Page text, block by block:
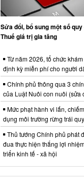
Sửa đổi, bổ sung một số
Thuế giá trị gia tăng
Từ năm 2026, tổ chức
định kỳ miễn phí cho người
Chính phủ thông qua 3
của Luật Nuôi con nuôi (sửa
Mức phạt hành vi lấn,
dụng môi trường rừng trái
Thủ tướng Chính phủ phát
đua thực hiện thắng lợi
triển kinh tế - xã hội